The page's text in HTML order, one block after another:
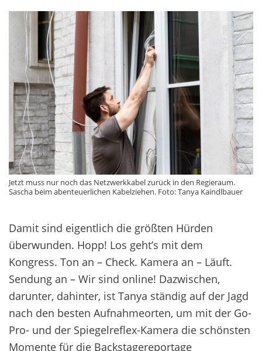
Jetzt muss nur noch das Netzwerkkabel zurück in den Regieraum.
Sascha beim abenteuerlichen Kabelziehen. Foto: Tanya Kaindlbauer
Damit sind eigentlich die größten Hürden
überwunden. Hopp! Los geht’s mit dem
Kongress. Ton an – Check. Kamera an – Läuft.
Sendung an – Wir sind online! Dazwischen,
darunter, dahinter, ist Tanya ständig auf der Jagd
nach den besten Aufnahmeorten, um mit der Go-
Pro- und der Spiegelreflex-Kamera die schönsten
Momente für die Backstagereportage